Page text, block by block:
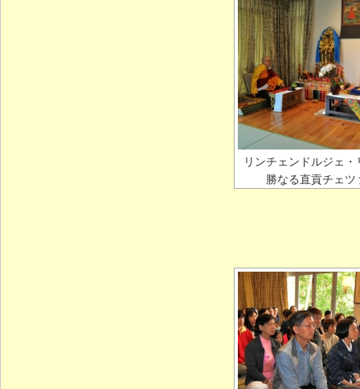
リンチェンドルジェ
勝なる直貢チェ